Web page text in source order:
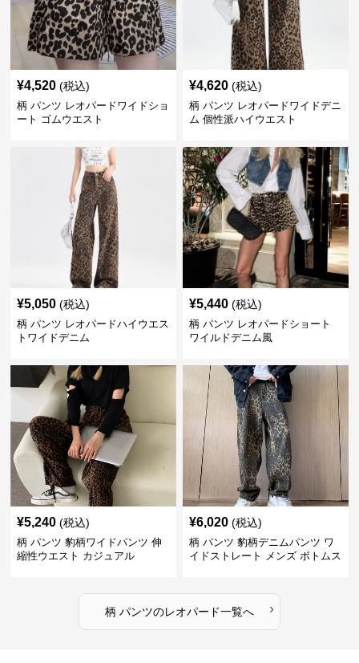
¥4,520 (税込)
柄 パンツ レオパードワイドショ
ート ゴムウエスト
¥4,620 (税込)
柄 パンツ レオパードワイドデニ
ム 個性派ハイウエスト
¥5,050 (税込)
柄 パンツ レオパードハイウエス
トワイドデニム
¥5,440 (税込)
柄 パンツ レオパードショート
ワイルドデニム風
¥5,240 (税込)
柄 パンツ 豹柄ワイドパンツ 伸
縮性ウエスト カジュアル
¥6,020 (税込)
柄 パンツ 豹柄デニムパンツ ワ
イドストレート メンズ ボトムス
柄 パンツのレオパード一覧へ ›